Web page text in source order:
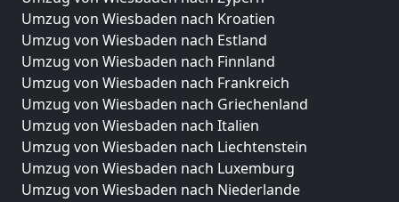
Umzug von Wiesbaden nach Kroatien
Umzug von Wiesbaden nach Estland
Umzug von Wiesbaden nach Finnland
Umzug von Wiesbaden nach Frankreich
Umzug von Wiesbaden nach Griechenland
Umzug von Wiesbaden nach Italien
Umzug von Wiesbaden nach Liechtenstein
Umzug von Wiesbaden nach Luxemburg
Umzug von Wiesbaden nach Niederlande